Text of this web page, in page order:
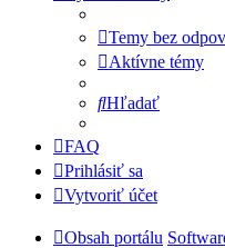
Temy bez
Aktívne témy
Hľadať
FAQ
Prihlásiť sa
Vytvoriť účet
Obsah portálu